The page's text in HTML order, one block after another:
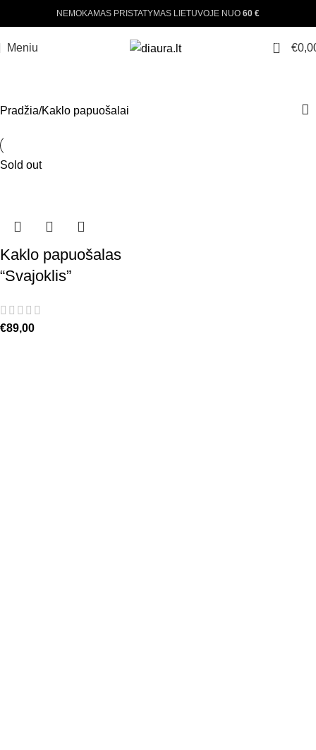
NEMOKAMAS PRISTATYMAS LIETUVOJE NUO 60 €
Meniu 0 €
Pradžia Kaklo papuošalai
Sold out
Kaklo papuošalas
“Svajoklis”
€89,00